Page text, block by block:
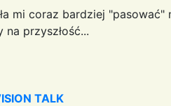
mi coraz bardziej
przyszłość...
TALK